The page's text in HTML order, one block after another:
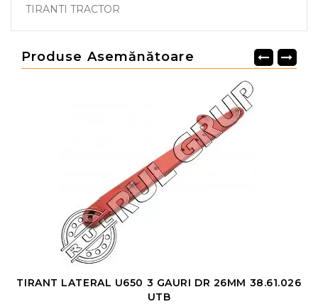
TIRANTI TRACTOR
Produse Asemănătoare
TIRANT LATERAL U650 3 GAURI DR 26MM 38.61.026
UTB